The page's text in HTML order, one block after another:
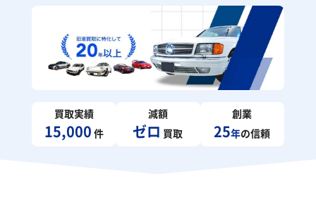
買取実績
15,000 件
減額
ゼロ 買取
創業
25年の信頼